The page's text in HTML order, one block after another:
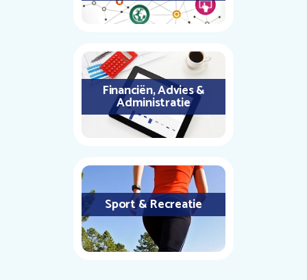
Financiën, Advies &
Administratie
Sport & Recreatie